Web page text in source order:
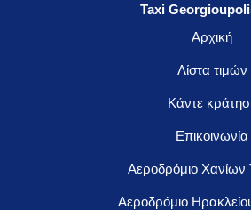
Taxi
Αρχική
Λίστα τιμών
Κάντε
Επικοινωνία
Αεροδρόμιο Χανίων
Αεροδρόμιο